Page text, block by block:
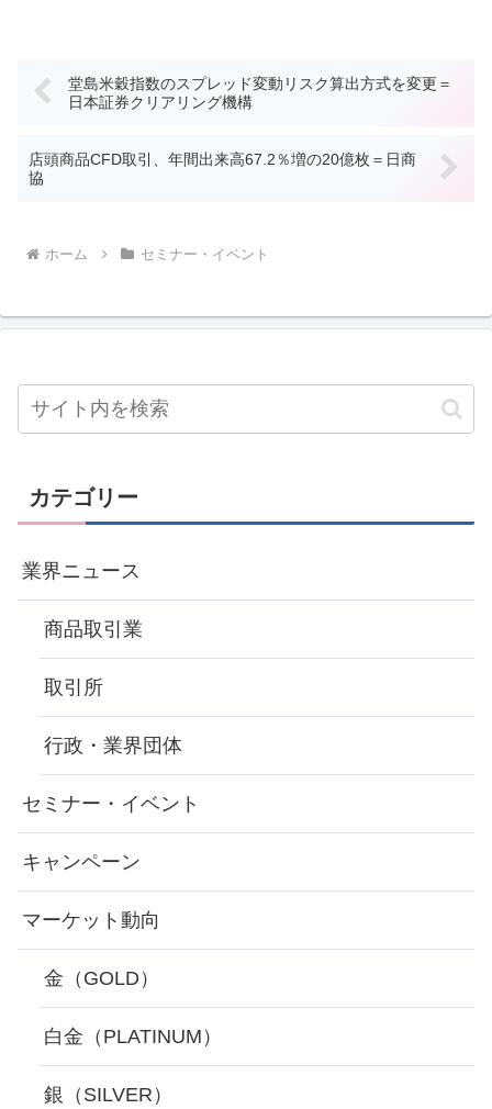
堂島米穀指数のスプレッド変動リスク算出方式を変更＝
日本証券クリアリング機構
店頭商品CFD取引、年間出来高67.2％増の20億枚＝日商
協
ホーム セミナー・イベント
カテゴリー
業界ニュース
商品取引業
取引所
行政・業界団体
セミナー・イベント
キャンペーン
マーケット動向
金（GOLD）
白金（PLATINUM）
銀（SILVER）